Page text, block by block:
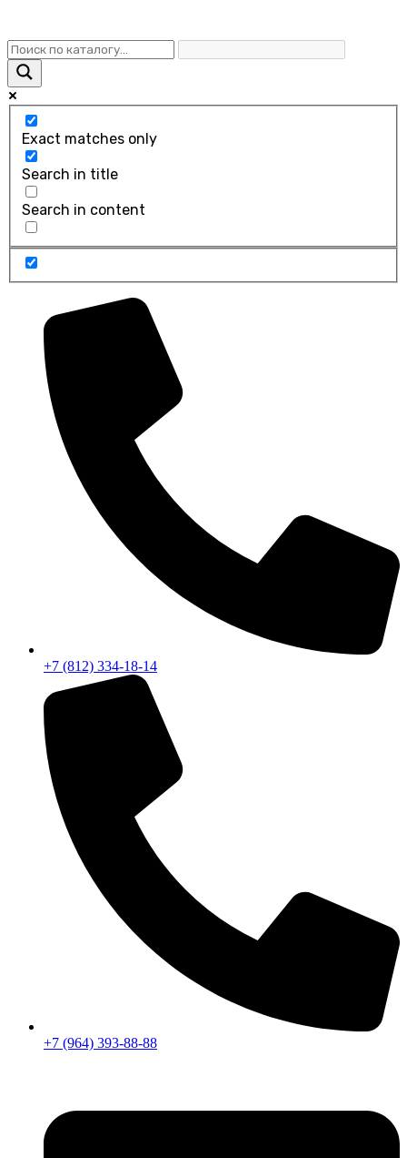
Exact matches only
Search in title
Search in content
+7 (812) 334-18-14
+7 (964) 393-88-88